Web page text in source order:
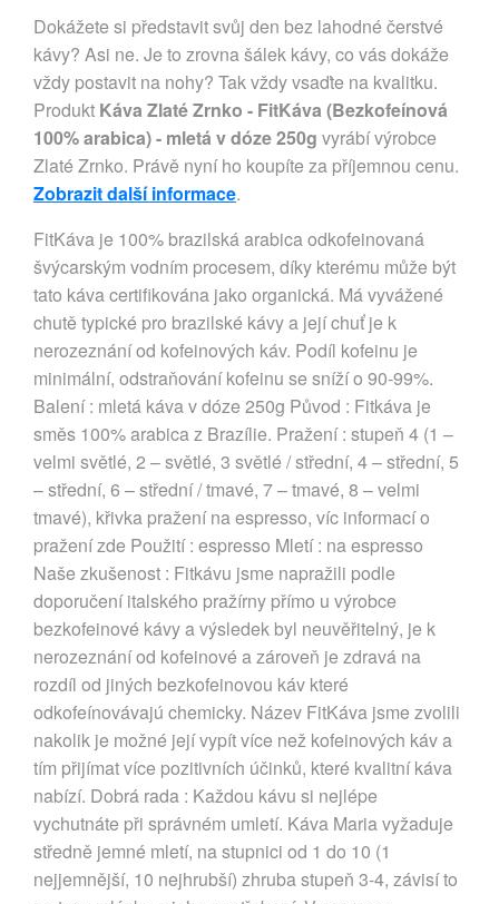
Dokážete si představit svůj den bez lahodné čerstvé
kávy? Asi ne. Je to zrovna šálek kávy, co vás dokáže
vždy postavit na nohy? Tak vždy vsaďte na kvalitku.
Produkt Káva Zlaté Zrnko - FitKáva (Bezkofeínová
100% arabica) - mletá v dóze 250g vyrábí výrobce
Zlaté Zrnko. Právě nyní ho koupíte za příjemnou cenu.
Zobrazit další informace.
FitKáva je 100% brazilská arabica odkofeinovaná
švýcarským vodním procesem, díky kterému může být
tato káva certifikována jako organická. Má vyvážené
chutě typické pro brazilské kávy a její chuť je k
nerozeznání od kofeinových káv. Podíl kofeinu je
minimální, odstraňování kofeinu se sníží o 90-99%.
Balení : mletá káva v dóze 250g Původ : Fitkáva je
směs 100% arabica z Brazílie. Pražení : stupeň 4 (1 –
velmi světlé, 2 – světlé, 3 světlé / střední, 4 – střední, 5
– střední, 6 – střední / tmavé, 7 – tmavé, 8 – velmi
tmavé), křivka pražení na espresso, víc informací o
pražení zde Použití : espresso Mletí : na espresso
Naše zkušenost : Fitkávu jsme napražili podle
doporučení italského pražírny přímo u výrobce
bezkofeinové kávy a výsledek byl neuvěřitelný, je k
nerozeznání od kofeinové a zároveň je zdravá na
rozdíl od jiných bezkofeinovou káv které
odkofeínovávajú chemicky. Název FitKáva jsme zvolili
nakolik je možné její vypít více než kofeinových káv a
tím přijímat více pozitivních účinků, které kvalitní káva
nabízí. Dobrá rada : Každou kávu si nejlépe
vychutnáte při správném umletí. Káva Maria vyžaduje
středně jemné mletí, na stupnici od 1 do 10 (1
nejjemnější, 10 nejhrubší) zhruba stupeň 3-4, závisí to